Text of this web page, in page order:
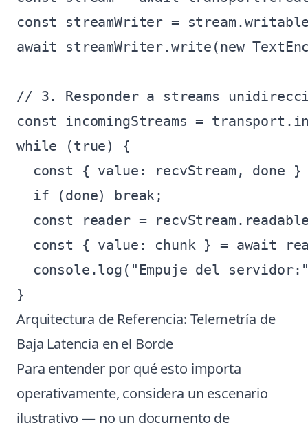
const streamWriter =
await streamWriter.write(new
// 3. Responder a streams
const incomingStreams =
while (true) {
const { value: recvStream, done
  if (done) break;
const reader =
const { value: chunk } = await
console.log("Empuje del
Arquitectura de Referencia: Telemetría de
Baja Latencia en el Borde
Para entender por qué esto importa
operativamente, considera un escenario
ilustrativo — no un documento de